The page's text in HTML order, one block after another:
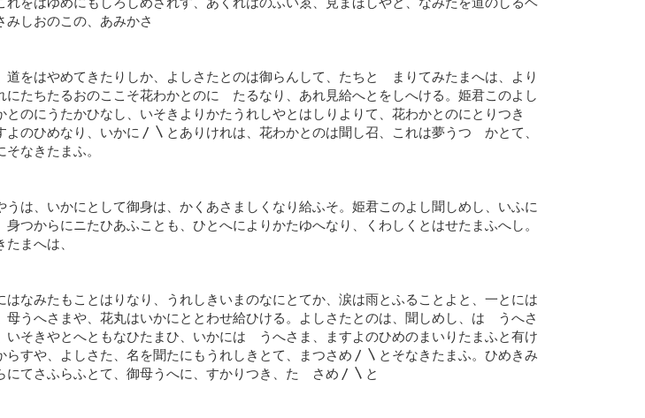
しおのこの、あみかさ
をはやめてきたりしか、よしさたとのは御らんして、たちとゝまりてみたまへは、より
たちたるおのここそ花わかとのにゝたるなり、あれ見給へとをしへける。姫君このよし
のにうたかひなし、いそきよりかたうれしやとはしりよりて、花わかとのにとりつき
のひめなり、いかに〳〵とありけれは、花わかとのは聞し召、これは夢うつゝかとて、
なきたまふ。
は、いかにとして御身は、かくあさましくなり給ふそ。姫君このよし聞しめし、いふに
つからにニたひあふことも、ひとへによりかたゆへなり、くわしくとはせたまふへし。
まへは、
なみたもことはりなり、うれしきいまのなにとてか、涙は雨とふることよと、一とには
うへさまや、花丸はいかにととわせ給ひける。よしさたとのは、聞しめし、はゝうへさ
そきやとへともなひたまひ、いかにはゝうへさま、ますよのひめのまいりたまふと有け
すや、よしさた、名を聞たにもうれしきとて、まつさめ〳〵とそなきたまふ。ひめきみ
てさふらふとて、御母うへに、すかりつき、たゝさめ〳〵と